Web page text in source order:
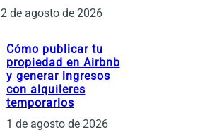
2 de agosto de 2026
Cómo publicar tu
propiedad en Airbnb
y generar ingresos
con alquileres
temporarios
1 de agosto de 2026